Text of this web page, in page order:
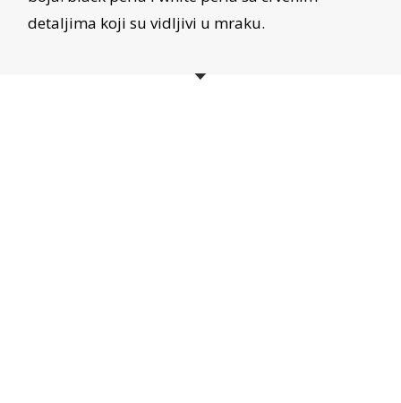
detaljima koji su vidljivi u mraku.